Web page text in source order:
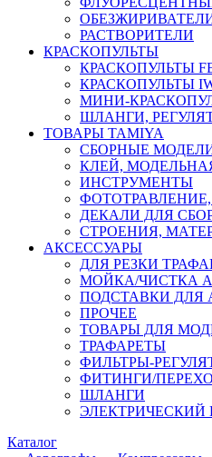
РАСТВОРИТЕЛИ
КРАСКОПУЛЬТЫ
КРАСКОПУЛЬТЫ
КРАСКОПУЛЬТЫ
МИНИ-
ШЛАНГИ,
ТОВАРЫ TAMIYA
СБОРНЫЕ
КЛЕЙ,
ИНСТРУМЕНТЫ
ДЕКАЛИ ДЛЯ
СТРОЕНИЯ,
АКСЕССУАРЫ
ДЛЯ РЕЗКИ
МОЙКА/ЧИСТКА
ПОДСТАВКИ ДЛЯ
ПРОЧЕЕ
ТОВАРЫ ДЛЯ
ТРАФАРЕТЫ
ФИЛЬТРЫ-
ФИТИНГИ/
ШЛАНГИ
ЭЛЕКТРИЧЕСКИЙ
Каталог